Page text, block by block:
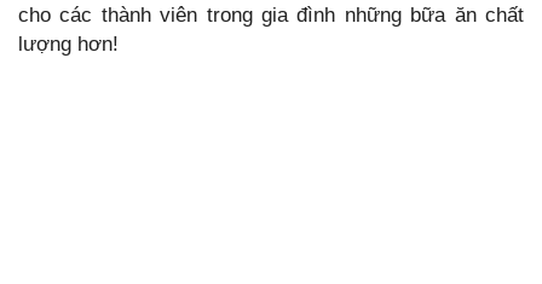
cho các thành viên trong gia đình những bữa ăn chất
lượng hơn!